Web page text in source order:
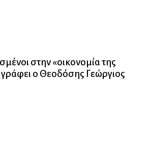
στην «οικονομία της
ο Θεοδόσης Γεώργιος